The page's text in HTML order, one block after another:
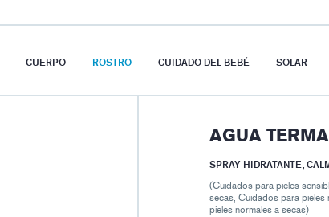
CUERPO ROSTRO CUIDADO DEL BEBÉ SOLAR
AGUA
SPRAY HIDRATANTE,
(Cuidados para pieles
secas, Cuidados para
pieles normales a secas)